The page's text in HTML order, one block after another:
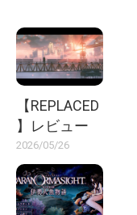
【REPLACED
】レビュー
2026/05/26